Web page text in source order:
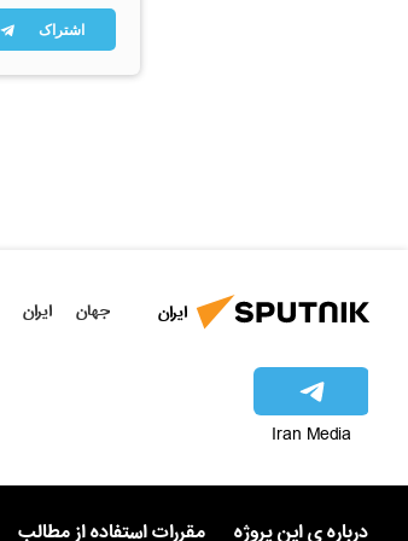
اشتراک
ایران جهان ایران
Iran Media
درباره ی این پروژه مقررات استفاده از مطالب